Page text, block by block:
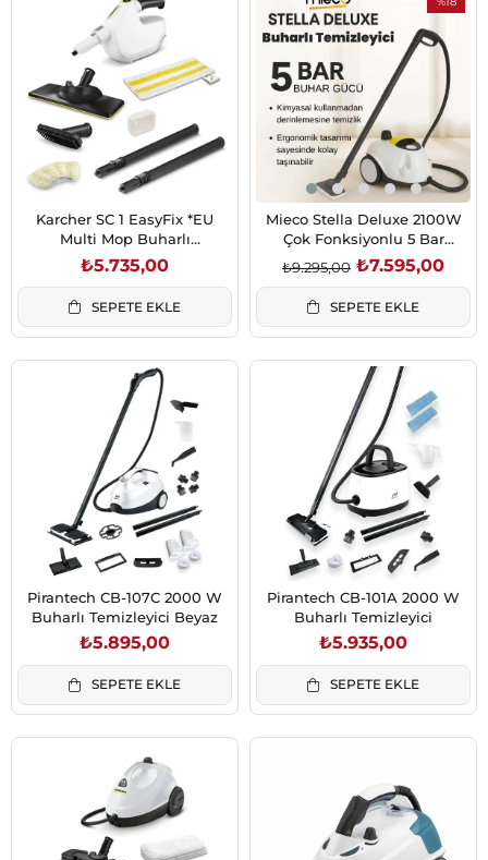
Karcher SC 1 EasyFix *EU
Multi Mop Buharlı
Temizleyici (1.516-410.0)
₺5.735,00
SEPETE EKLE
%18İndirim
Mieco Stella Deluxe 2100W
Çok Fonksiyonlu 5 Bar
Buharlı Temizleyici
₺7.595,00
₺9.295,00
SEPETE EKLE
Pirantech CB-107C 2000 W
Buharlı Temizleyici Beyaz
₺5.895,00
SEPETE EKLE
Pirantech CB-101A 2000 W
Buharlı Temizleyici
₺5.935,00
SEPETE EKLE